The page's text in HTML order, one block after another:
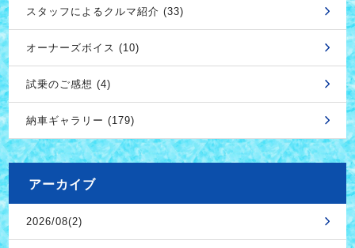
スタッフによるクルマ紹介 (33)
オーナーズボイス (10)
試乗のご感想 (4)
納車ギャラリー (179)
アーカイブ
2026/08(2)